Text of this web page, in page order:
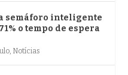
semáforo inteligente
o tempo de espera
Notícias